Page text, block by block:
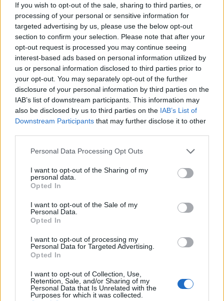
If you wish to opt-out of the sale, sharing to third parties, or
processing of your personal or sensitive information for
targeted advertising by us, please use the below opt-out
section to confirm your selection. Please note that after your
opt-out request is processed you may continue seeing
interest-based ads based on personal information utilized by
us or personal information disclosed to third parties prior to
your opt-out. You may separately opt-out of the further
disclosure of your personal information by third parties on the
IAB’s list of downstream participants. This information may
also be disclosed by us to third parties on the IAB’s List of
Downstream Participants that may further disclose it to other
Please note that this website/app uses one or more Google
not limited to your visit or usage behaviour. You may click to
grant or deny consent to Google and its third-party tags to
use your data for below specified purposes in below Google
consent section.
Personal Data Processing Opt Outs
I want to opt-out of the Sharing of my
personal data.
Opted In
I want to opt-out of the Sale of my
Personal Data.
Opted In
I want to opt-out of processing my
Personal Data for Targeted Advertising.
Opted In
I want to opt-out of Collection, Use,
Retention, Sale, and/or Sharing of my
Personal Data that Is Unrelated with the
Purposes for which it was collected.
Media Center
Δελτία Τύπου
Φωτογραφικό Υλικό
Λογότυπα
50η Τακτική Γενική
Συνέλευση του Σώματος
Ελλήνων Προσκόπων
Αρθρογραφος:r p
Ημ/νια Έκδοσης:25/05/2026
Κατηγορίες: Προσκοπική Ζωή
Η 50η Τακτική Γενική Συνέλευση του Σώματος
Ελλήνων Προσκόπων πραγματοποιήθηκε το
Σάββατο 23 Μαΐου, στην αίθουσα «Λευκαδίτη»
αποτελώντας μία ιδιαίτερα σημαντική
διαδικασία για την πορεία και την εξέλιξη του
Μέσα σε κλίμα συνεργασίας, δημιουργικού
διαλόγου και ουσιαστικής ανταλλαγής απόψεων,